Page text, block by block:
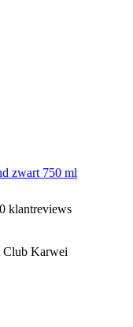
zwart 750 ml
klantreviews
Club Karwei